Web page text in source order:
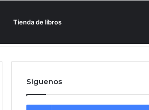
Tienda de libros
Síguenos